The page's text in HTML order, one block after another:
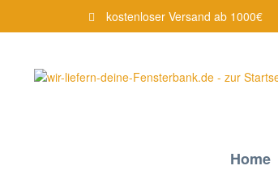
kostenloser Versand ab 1000€
Home